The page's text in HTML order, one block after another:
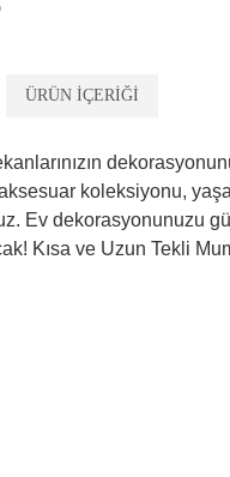
ÜRÜN İÇERİĞİ
koleksiyonu,
Ev dekorasyonunuzu
Kısa ve Uzun Tekli